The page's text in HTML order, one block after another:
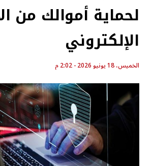
لحماية أموالك من
الإلكتروني
الخميس، 18 يونيو 2026 - 2:02 م